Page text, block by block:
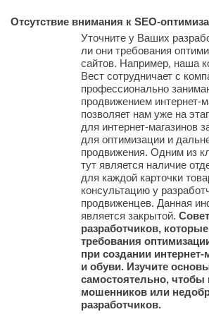
Отсутствие внимания к SEO-
Уточните у Ваших
ли они требования
сайтов. Например, наша
Вест сотрудничает с
профессионально
продвижением интернет-
позволяет нам уже на
для интернет-магазинов
для оптимизации и
продвижения. Одним из
тут является наличие
для каждой карточки
консультацию у
продвиженцев. Данная
является закрытой.
разработчиков,
требования
при создании
и обуви. Изучите
самостоятельно, чтобы
мошенников или
разработчиков.